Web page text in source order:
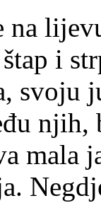
na
i
svoju
njih,
mala